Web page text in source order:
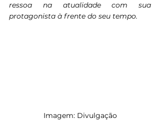
ressoa na atualidade com sua
protagonista à frente do seu tempo.
Imagem: Divulgação